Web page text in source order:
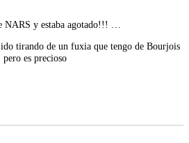
y estaba agotado!!! …
tirando de un fuxia que tengo de Bourjois
es precioso